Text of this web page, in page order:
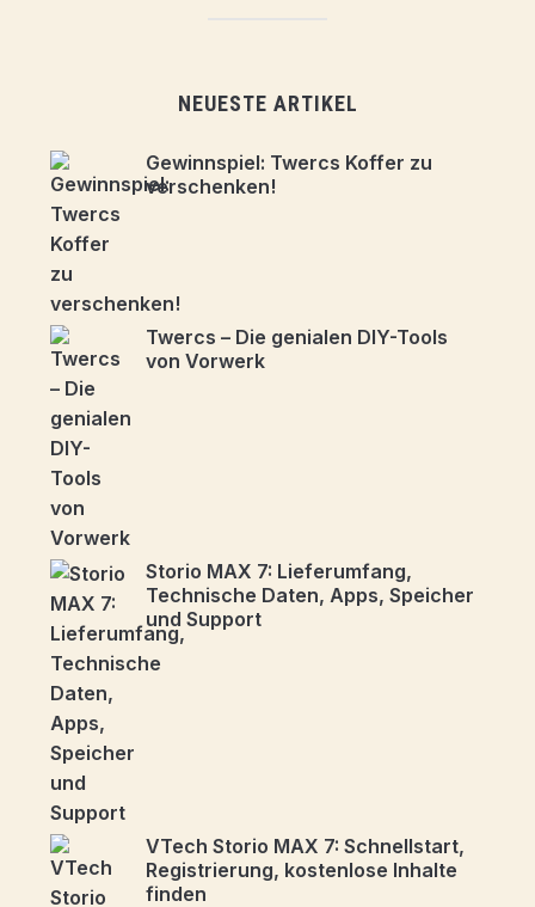
NEUESTE ARTIKEL
Gewinnspiel: Twercs Koffer zu
verschenken!
Twercs – Die genialen DIY-Tools
von Vorwerk
Storio MAX 7: Lieferumfang,
Technische Daten, Apps, Speicher
und Support
VTech Storio MAX 7: Schnellstart,
Registrierung, kostenlose Inhalte
finden